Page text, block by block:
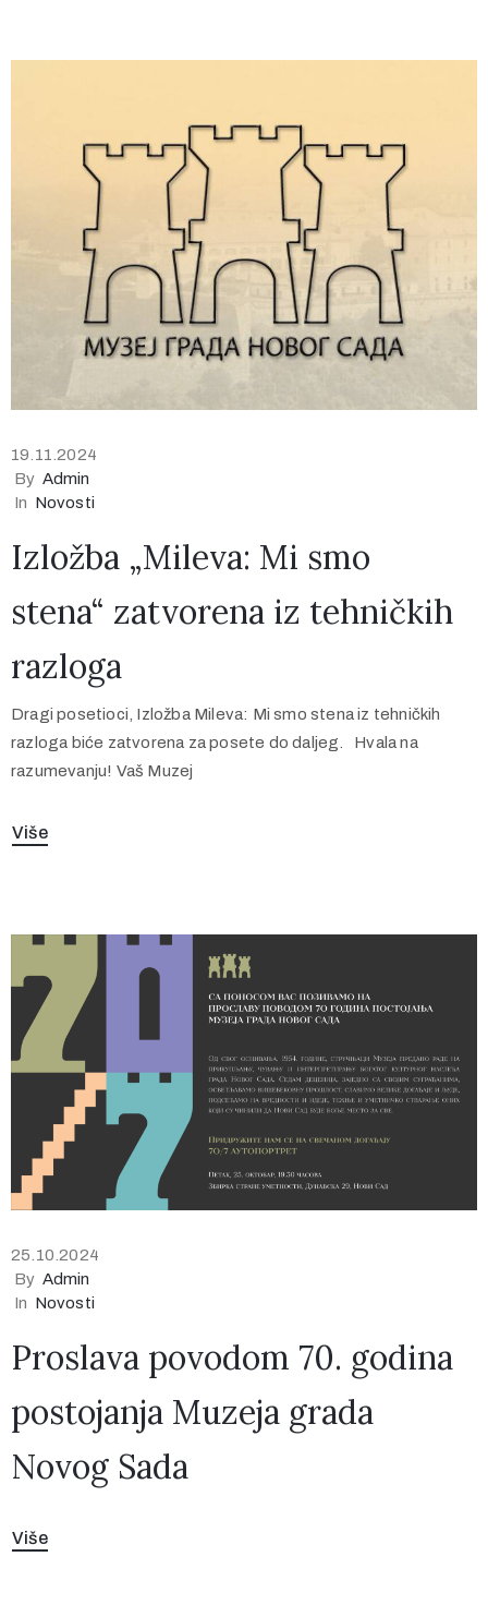
19.11.2024
By Admin
In Novosti
Izložba „Mileva: Mi smo
stena“ zatvorena iz tehničkih
razloga
Dragi posetioci, Izložba Mileva: Mi smo stena iz tehničkih
razloga biće zatvorena za posete do daljeg. Hvala na
razumevanju! Vaš Muzej
Više
25.10.2024
By Admin
In Novosti
Proslava povodom 70. godina
postojanja Muzeja grada
Novog Sada
Više